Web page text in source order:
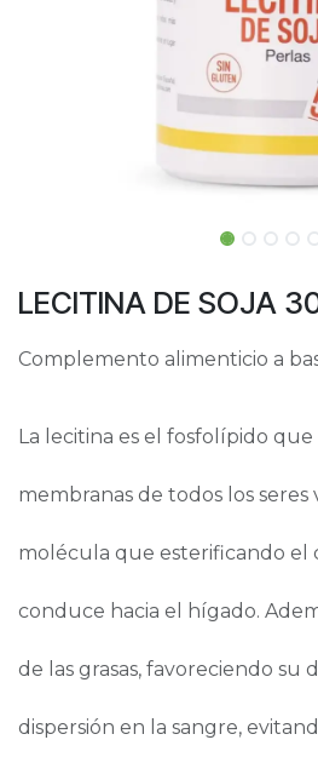
LECITINA DE SOJA
Complemento alimenticio a
La lecitina es el fosfolípido que
membranas de todos los seres
molécula que esterificando el
conduce hacia el hígado.
de las grasas, favoreciendo su
dispersión en la sangre,